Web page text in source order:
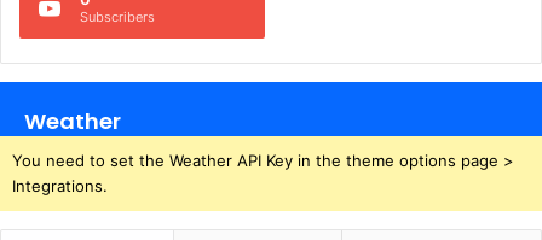
Subscribers
Weather
You need to set the Weather API Key in the theme options page >
Integrations.